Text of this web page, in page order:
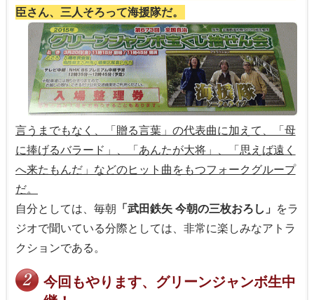
臣さん、三人そろって海援隊だ。
言うまでもなく、「贈る言葉」の代表曲に加えて、「母
に捧げるバラード」、「あんたが大将」、「思えば遠く
へ来たもんだ」などのヒット曲をもつフォークグループ
だ。
自分としては、毎朝 「武田鉄矢 今朝の三枚おろし」
をラ
ジオで聞いている分際としては、非常に楽しみなアトラ
クションである。
今回もやります、グリーンジャンボ生中